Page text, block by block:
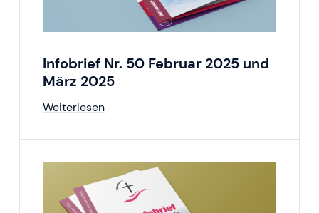
Infobrief Nr. 50 Februar 2025 und
März 2025
Weiterlesen